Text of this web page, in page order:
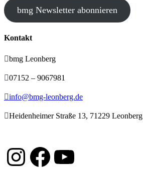
bmg Newsletter abonnieren
Kontakt
bmg Leonberg
07152 – 9067981
info@bmg-leonberg.de
Heidenheimer Straße 13, 71229 Leonberg
Instagram
Facebook
YouTube